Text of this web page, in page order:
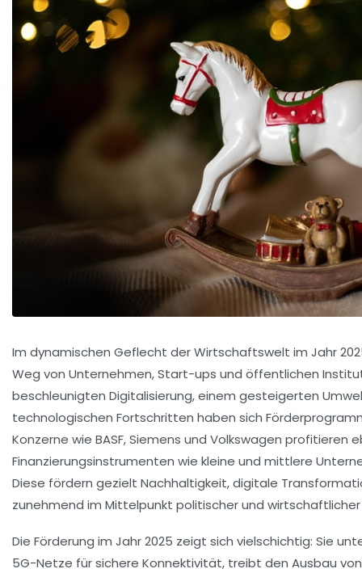
Im dynamischen Geflecht der Wirtschaftswelt im Jahr
Weg von Unternehmen, Start-ups und öffentlichen
beschleunigten Digitalisierung, einem gesteigerten
technologischen Fortschritten haben sich
Konzerne wie BASF, Siemens und Volkswagen profitieren
Finanzierungsinstrumenten wie kleine und mittlere
Diese fördern gezielt Nachhaltigkeit, digitale
zunehmend im Mittelpunkt politischer und
Die Förderung im Jahr 2025 zeigt sich vielschichtig: Sie
5G-Netze für sichere Konnektivität, treibt den Ausbau